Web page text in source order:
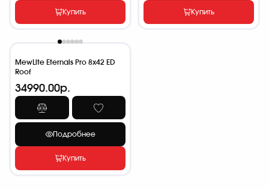
Купить Купить
MewLite Eternals Pro 8x42 ED
Roof
34990.00р.
Подробнее
Купить